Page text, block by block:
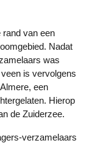
Nadat
was
is vervolgens
een
Hierop
de Zuiderzee.